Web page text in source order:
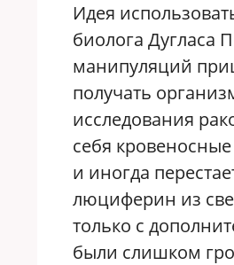
Идея
биолога Дугласа
манипуляций
получать
исследования
себя кровеносные
и иногда
люциферин из
только с
были слишком